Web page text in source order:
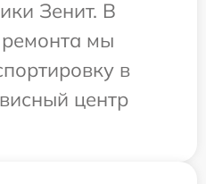
Зенит. В
мы
в
центр